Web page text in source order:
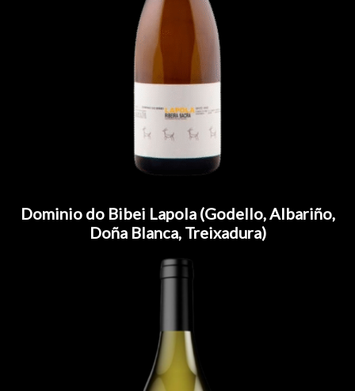
Dominio do Bibei Lapola (Godello, Albariño,
Doña Blanca, Treixadura)